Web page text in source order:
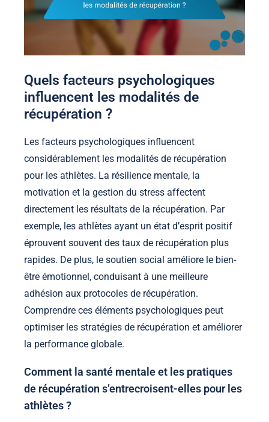
Quels facteurs psychologiques
influencent les modalités de
récupération ?
Les facteurs psychologiques influencent
considérablement les modalités de récupération
pour les athlètes. La résilience mentale, la
motivation et la gestion du stress affectent
directement les résultats de la récupération. Par
exemple, les athlètes ayant un état d’esprit positif
éprouvent souvent des taux de récupération plus
rapides. De plus, le soutien social améliore le bien-
être émotionnel, conduisant à une meilleure
adhésion aux protocoles de récupération.
Comprendre ces éléments psychologiques peut
optimiser les stratégies de récupération et améliorer
la performance globale.
Comment la santé mentale et les pratiques
de récupération s’entrecroisent-elles pour les
athlètes ?